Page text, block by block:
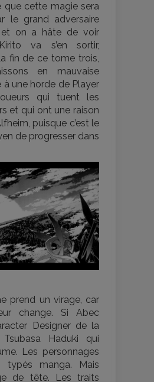
que cette magie sera
le grand adversaire
et on a hâte de voir
va s’en sortir,
fin de ce tome trois,
en mauvaise
une horde de Player
qui tuent les
et qui ont une raison
puisque c’est le
de progresser dans
prend un virage, car
change. Si Abec
Designer de la
Tsubasa Haduki qui
Les personnages
typés manga. Mais
de tête. Les traits